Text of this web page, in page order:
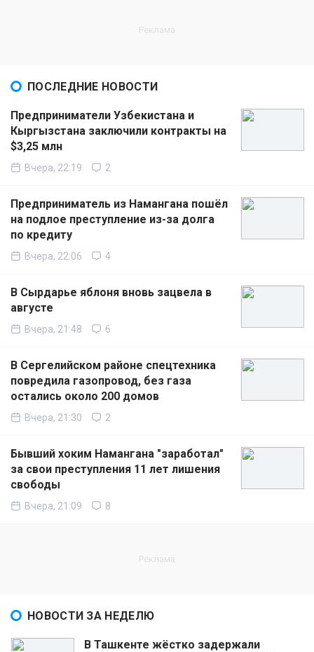
ПОСЛЕДНИЕ НОВОСТИ
Предприниматели Узбекистана и
Кыргызстана заключили контракты на
$3,25 млн
Вчера, 22:19 2
Предприниматель из Намангана пошёл
на подлое преступление из-за долга
по кредиту
Вчера, 22:06 4
В Сырдарье яблоня вновь зацвела в
августе
Вчера, 21:48 6
В Сергелийском районе спецтехника
повредила газопровод, без газа
остались около 200 домов
Вчера, 21:30 2
Бывший хоким Намангана "заработал"
за свои преступления 11 лет лишения
свободы
Вчера, 21:09 8
НОВОСТИ ЗА НЕДЕЛЮ
В Ташкенте жёстко задержали